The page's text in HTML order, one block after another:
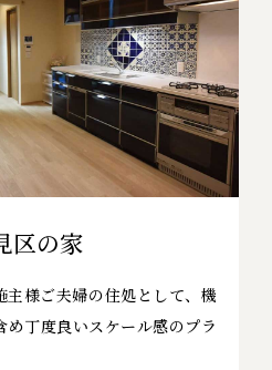
区の家
主様ご夫婦の住処として、機
丁度良いスケール感のプラ